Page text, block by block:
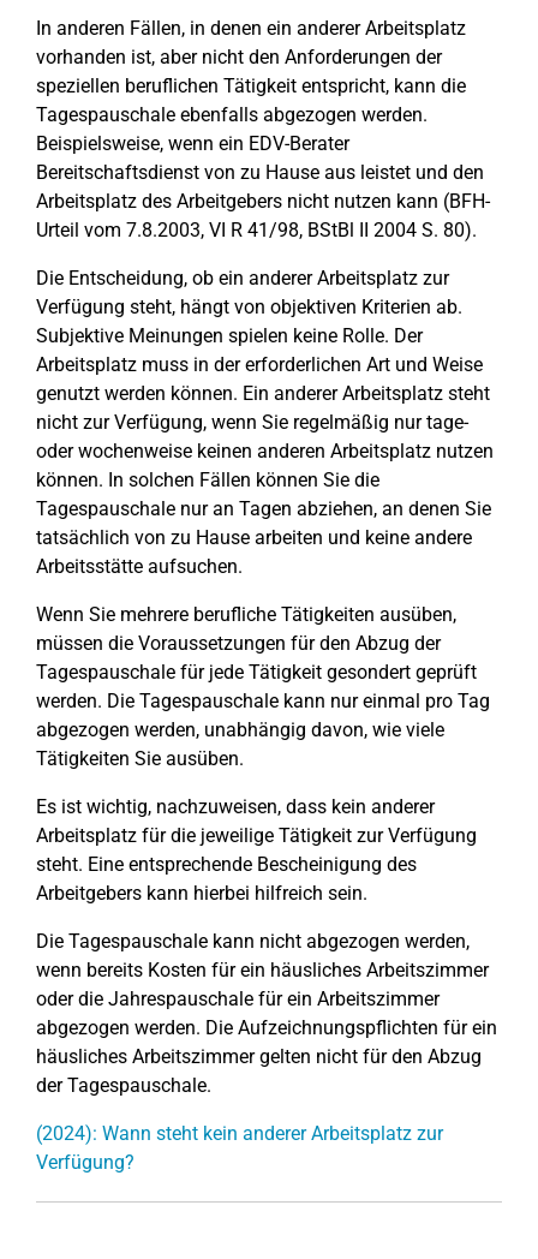
In anderen Fällen, in denen ein anderer Arbeitsplatz
vorhanden ist, aber nicht den Anforderungen der
speziellen beruflichen Tätigkeit entspricht, kann die
Tagespauschale ebenfalls abgezogen werden.
Beispielsweise, wenn ein EDV-Berater
Bereitschaftsdienst von zu Hause aus leistet und den
Arbeitsplatz des Arbeitgebers nicht nutzen kann (BFH-
Urteil vom 7.8.2003, VI R 41/98, BStBl II 2004 S. 80).
Die Entscheidung, ob ein anderer Arbeitsplatz zur
Verfügung steht, hängt von objektiven Kriterien ab.
Subjektive Meinungen spielen keine Rolle. Der
Arbeitsplatz muss in der erforderlichen Art und Weise
genutzt werden können. Ein anderer Arbeitsplatz steht
nicht zur Verfügung, wenn Sie regelmäßig nur tage-
oder wochenweise keinen anderen Arbeitsplatz nutzen
können. In solchen Fällen können Sie die
Tagespauschale nur an Tagen abziehen, an denen Sie
tatsächlich von zu Hause arbeiten und keine andere
Arbeitsstätte aufsuchen.
Wenn Sie mehrere berufliche Tätigkeiten ausüben,
müssen die Voraussetzungen für den Abzug der
Tagespauschale für jede Tätigkeit gesondert geprüft
werden. Die Tagespauschale kann nur einmal pro Tag
abgezogen werden, unabhängig davon, wie viele
Tätigkeiten Sie ausüben.
Es ist wichtig, nachzuweisen, dass kein anderer
Arbeitsplatz für die jeweilige Tätigkeit zur Verfügung
steht. Eine entsprechende Bescheinigung des
Arbeitgebers kann hierbei hilfreich sein.
Die Tagespauschale kann nicht abgezogen werden,
wenn bereits Kosten für ein häusliches Arbeitszimmer
oder die Jahrespauschale für ein Arbeitszimmer
abgezogen werden. Die Aufzeichnungspflichten für ein
häusliches Arbeitszimmer gelten nicht für den Abzug
der Tagespauschale.
(2024): Wann steht kein anderer Arbeitsplatz zur
Verfügung?